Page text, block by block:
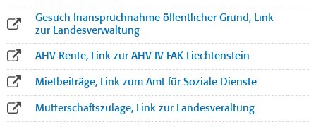
Gesuch Inanspruchnahme öffentlicher Grund, Link
zur Landesverwaltung
AHV-Rente, Link zur AHV-IV-FAK Liechtenstein
Mietbeiträge, Link zum Amt für Soziale Dienste
Mutterschaftszulage, Link zur Landesveraltung